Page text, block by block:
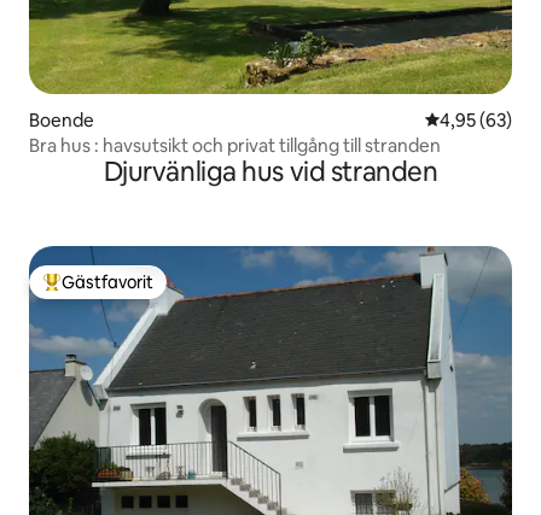
Boende 4,95 av 5 i
4,95 (63)
Bra hus : havsutsikt och privat tillgång till stranden
Djurvänliga hus vid stranden
Populär gästfavorit
Gästfavorit